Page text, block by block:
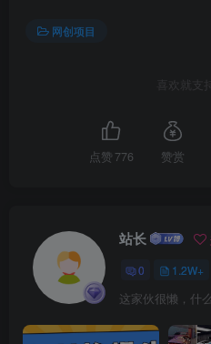
网创项目
喜欢就支
点赞 776 赞赏
站长
0 1.2W+
这家伙很懒，什